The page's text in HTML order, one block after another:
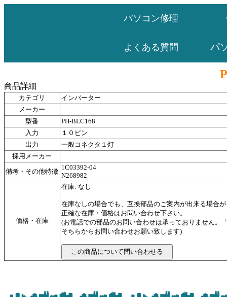
パソコン修理
よくある質問 パ
商品詳細
カテゴリ
インバーター
メーカー
型番
PH-BLC168
入力
１０ピン
出力
一般コネクタ１灯
採用メーカー
備考・その他特徴
1C03392-04
N268982
価格・在庫
在庫: なし
在庫なしの場合でも、互換部品のご案内が出来る場合
正確な在庫・価格はお問い合わせ下さい。
(お電話での部品のお問い合わせは承っておりません。
そちらからお問い合わせお願い致します)